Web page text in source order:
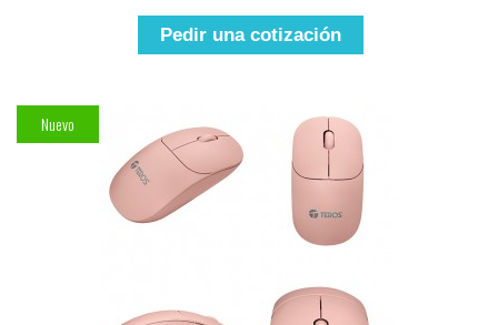
Pedir una cotización
Nuevo